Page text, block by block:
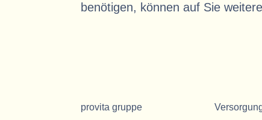
benötigen, können auf Sie
provita gruppe